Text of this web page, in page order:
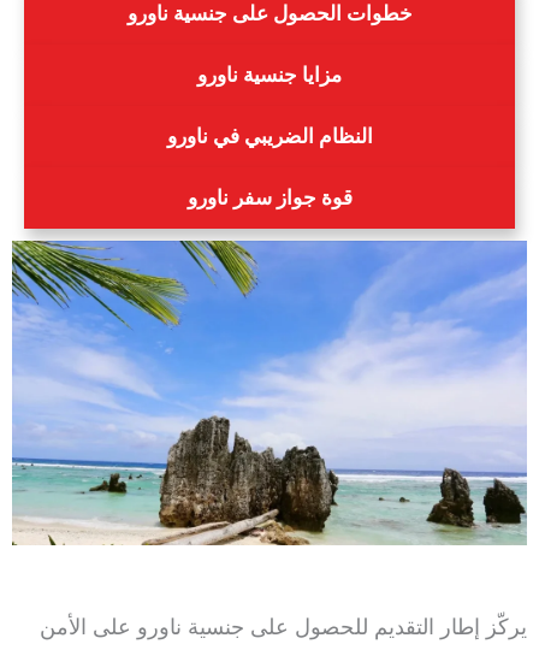
خطوات الحصول على جنسية ناورو
مزايا جنسية ناورو
النظام الضريبي في ناورو
قوة جواز سفر ناورو
يركّز إطار التقديم للحصول على جنسية ناورو على الأمن